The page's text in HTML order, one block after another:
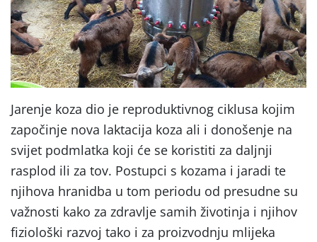
Jarenje koza dio je reproduktivnog ciklusa kojim
započinje nova laktacija koza ali i donošenje na
svijet podmlatka koji će se koristiti za daljnji
rasplod ili za tov. Postupci s kozama i jaradi te
njihova hranidba u tom periodu od presudne su
važnosti kako za zdravlje samih životinja i njihov
fiziološki razvoj tako i za proizvodnju mlijeka